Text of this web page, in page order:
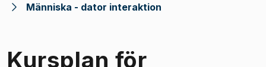
Människa - dator interaktion
Kursplan för